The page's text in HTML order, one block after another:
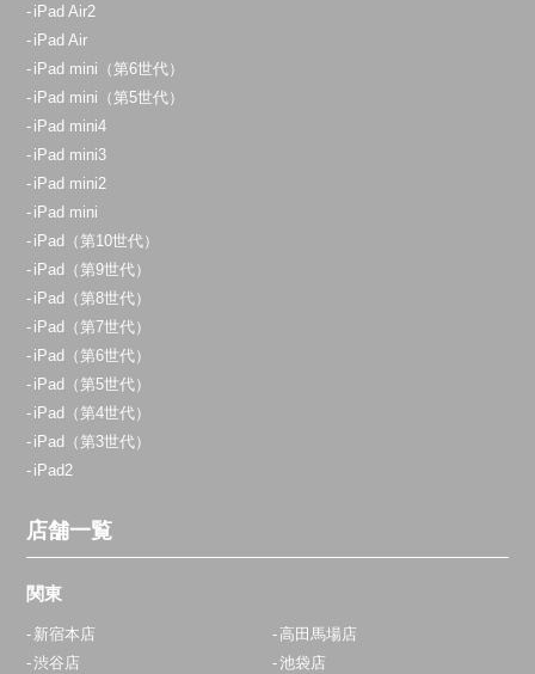
iPad Air2
iPad Air
iPad mini（第6世代）
iPad mini（第5世代）
iPad mini4
iPad mini3
iPad mini2
iPad mini
iPad（第10世代）
iPad（第9世代）
iPad（第8世代）
iPad（第7世代）
iPad（第6世代）
iPad（第5世代）
iPad（第4世代）
iPad（第3世代）
iPad2
店舗一覧
関東
新宿本店
高田馬場店
渋谷店
池袋店